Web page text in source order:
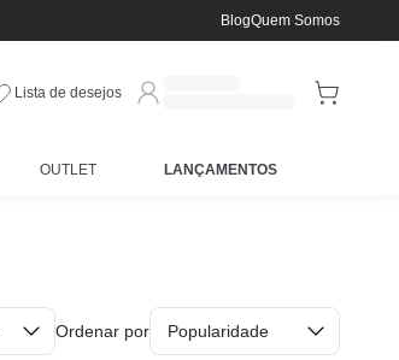
BlogQuem Somos
Lista de desejos
OUTLET LANÇAMENTOS
Ordenar por
Popularidade